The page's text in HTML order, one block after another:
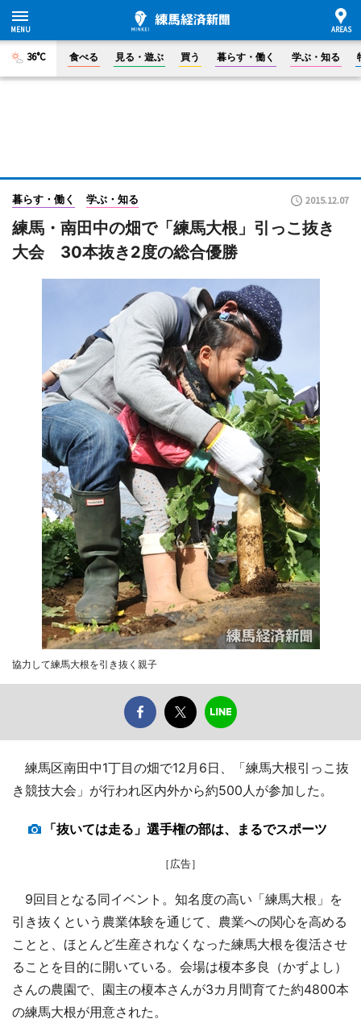
36°C 食べる 見る・遊ぶ 買う 暮らす・働く 学ぶ・知る
暮らす・働く 学ぶ・知る 2015.12.07
練馬・南田中の畑で「練馬大根」引っこ抜き
大会 30本抜き2度の総合優勝
協力して練馬大根を引き抜く親子
練馬区南田中1丁目の畑で12月6日、「練馬大根引っこ抜
き競技大会」が行われ区内外から約500人が参加した。
「抜いては走る」選手権の部は、まるでスポーツ
［広告］
9回目となる同イベント。知名度の高い「練馬大根」を
引き抜くという農業体験を通じて、農業への関心を高める
ことと、ほとんど生産されなくなった練馬大根を復活させ
ることを目的に開いている。会場は榎本多良（かずよし）
さんの農園で、園主の榎本さんが3カ月間育てた約4800本
の練馬大根が用意された。